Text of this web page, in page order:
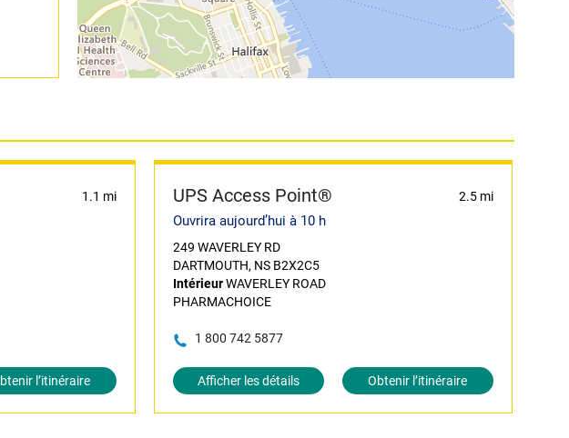
1.1 mi
l’itinéraire
UPS Access Point® 2.5 mi
Ouvrira aujourd’hui à 10 h
249 WAVERLEY RD
DARTMOUTH, NS B2X2C5
IntérieurWAVERLEY ROAD
PHARMACHOICE
1 800 742 5877
Afficher les détails Obtenir l’itinéraire